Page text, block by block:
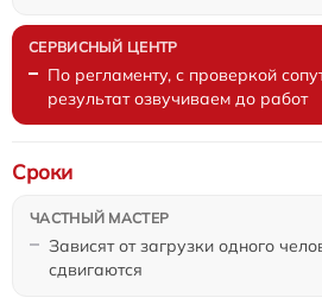
По регламенту, с проверкой
результат озвучиваем до работ
Зависят от загрузки одного
сдвигаются
Сроки